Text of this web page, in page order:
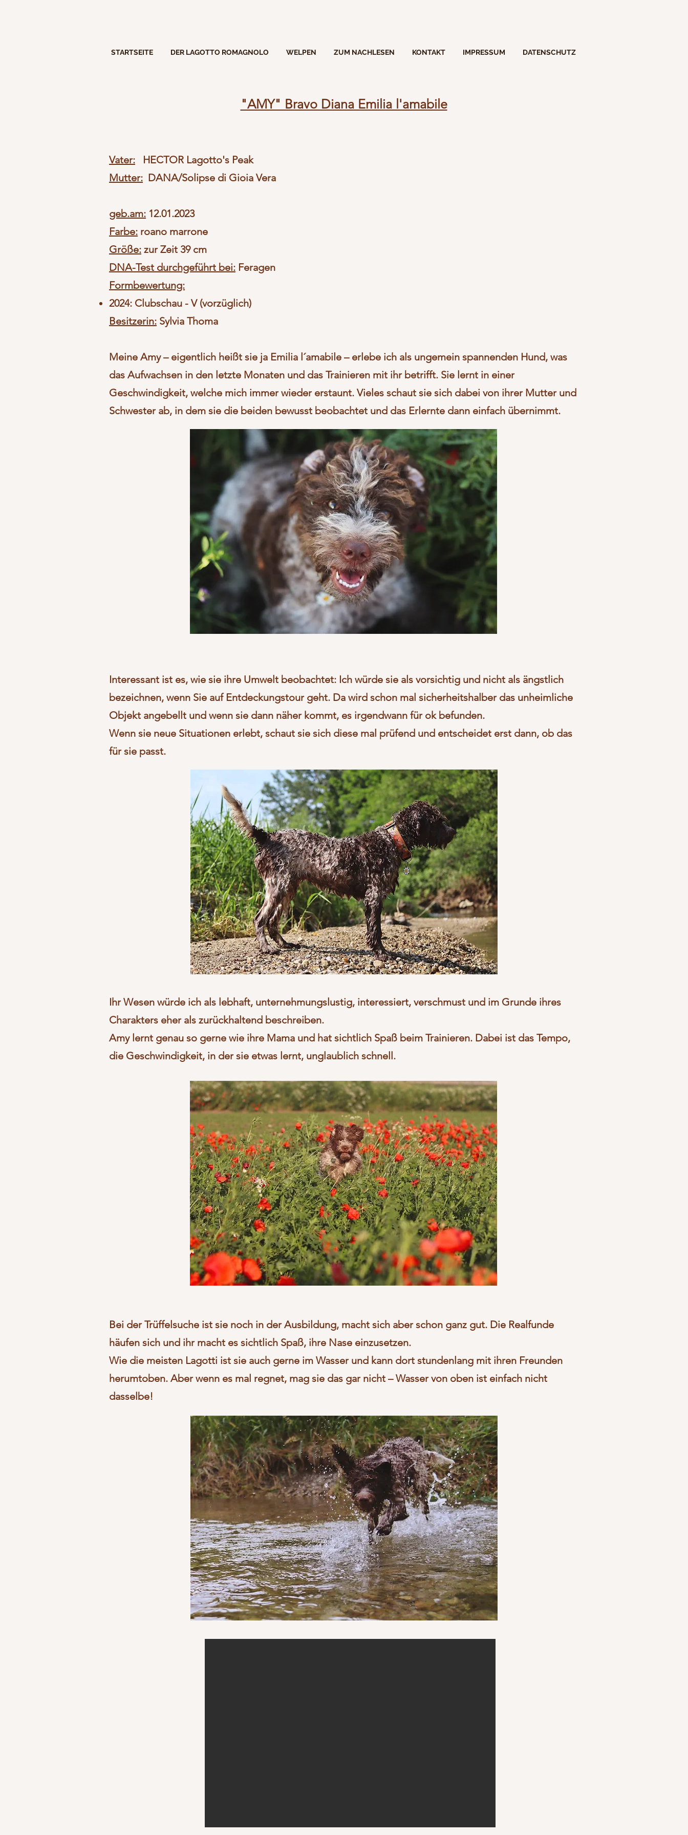
"AMY" Bravo Diana Emilia l'amabile
Vater: HECTOR Lagotto's Peak
Mutter: DANA/Solipse di Gioia Vera
geb.am: 12.01.2023
Farbe: roano marrone
Größe: zur Zeit 39 cm
DNA-Test durchgeführt bei: Feragen
Formbewertung:
2024: Clubschau - V (vorzüglich)
Besitzerin: Sylvia Thoma
Meine Amy – eigentlich heißt sie ja Emilia l´amabile – erlebe ich als ungemein spannenden Hund, was
das Aufwachsen in den letzte Monaten und das Trainieren mit ihr betrifft. Sie lernt in einer
Geschwindigkeit, welche mich immer wieder erstaunt. Vieles schaut sie sich dabei von ihrer Mutter und
Schwester ab, in dem sie die beiden bewusst beobachtet und das Erlernte dann einfach übernimmt.
Interessant ist es, wie sie ihre Umwelt beobachtet: Ich würde sie als vorsichtig und nicht als ängstlich
bezeichnen, wenn Sie auf Entdeckungstour geht. Da wird schon mal sicherheitshalber das unheimliche
Objekt angebellt und wenn sie dann näher kommt, es irgendwann für ok befunden.
Wenn sie neue Situationen erlebt, schaut sie sich diese mal prüfend und entscheidet erst dann, ob das
für sie passt.
Ihr Wesen würde ich als lebhaft, unternehmungslustig, interessiert, verschmust und im Grunde ihres
Charakters eher als zurückhaltend beschreiben.
Amy lernt genau so gerne wie ihre Mama und hat sichtlich Spaß beim Trainieren. Dabei ist das Tempo,
die Geschwindigkeit, in der sie etwas lernt, unglaublich schnell.
Bei der Trüffelsuche ist sie noch in der Ausbildung, macht sich aber schon ganz gut. Die Realfunde
häufen sich und ihr macht es sichtlich Spaß, ihre Nase einzusetzen.
Wie die meisten Lagotti ist sie auch gerne im Wasser und kann dort stundenlang mit ihren Freunden
herumtoben. Aber wenn es mal regnet, mag sie das gar nicht – Wasser von oben ist einfach nicht
dasselbe!
STARTSEITE DER LAGOTTO ROMAGNOLO WELPEN ZUM NACHLESEN KONTAKT IMPRESSUM DATENSCHUTZ